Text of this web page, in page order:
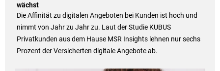
wächst
Die Affinität zu digitalen Angeboten bei Kunden ist hoch und
nimmt von Jahr zu Jahr zu. Laut der Studie KUBUS
Privatkunden aus dem Hause MSR Insights lehnen nur sechs
Prozent der Versicherten digitale Angebote ab.